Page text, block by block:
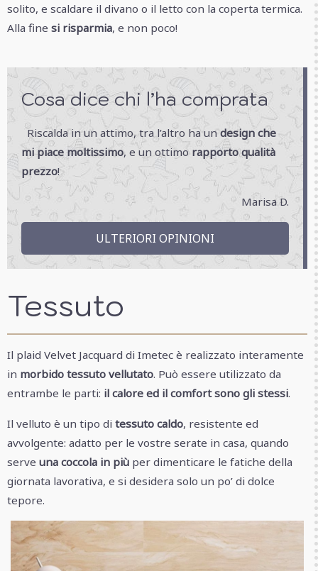
solito, e scaldare il divano o il letto con la coperta termica.
Alla fine si risparmia, e non poco!
Cosa dice chi l’ha comprata
Riscalda in un attimo, tra l’altro ha undesign che
mi piace moltissimo, e un ottimo rapporto qualità
prezzo!
Marisa D.
ULTERIORI OPINIONI
Tessuto
Il plaid Velvet Jacquard di Imetec è realizzato interamente
in morbido tessuto vellutato. Può essere utilizzato da
entrambe le parti: il calore ed il comfort sono gli stessi.
Il velluto è un tipo di tessuto caldo, resistente ed
avvolgente: adatto per le vostre serate in casa, quando
serve una coccola in più per dimenticare le fatiche della
giornata lavorativa, e si desidera solo un po’ di dolce
tepore.